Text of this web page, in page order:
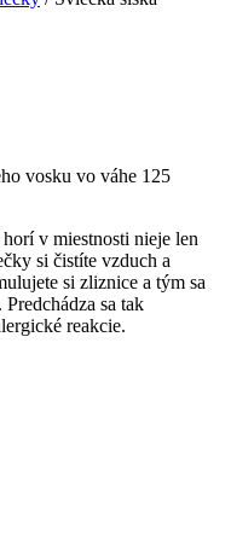
vosku vo váhe 125
v miestnosti nieje len
si čistíte vzduch a
si zliznice a tým sa
sa tak
reakcie.